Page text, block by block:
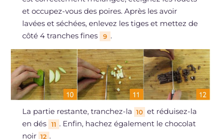
et occupez-vous des poires. Après les avoir
lavées et séchées, enlevez les tiges et mettez de
côté 4 tranches fines
9 .
La partie restante, tranchez-la 10 et réduisez-la
en dés
11 . Enfin, hachez également le chocolat
noir 12 .